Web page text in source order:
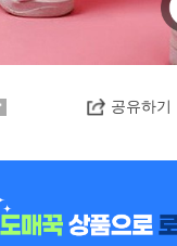
공유하기